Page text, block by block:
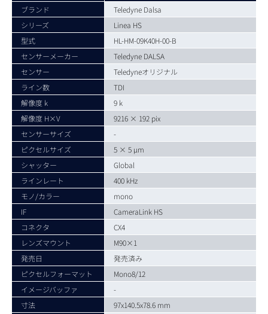
ブランド
Teledyne Dalsa
シリーズ
Linea HS
型式
HL-HM-09K40H-00-B
センサーメーカー
Teledyne DALSA
センサー
Teledyneオリジナル
ライン数
TDI
解像度 k
9 k
解像度 H×V
9216 × 192 pix
センサーサイズ
-
ピクセルサイズ
5 × 5 µm
シャッター
Global
ラインレート
400 kHz
モノ/カラー
mono
IF
CameraLink HS
コネクタ
CX4
レンズマウント
M90×1
発売日
発売済み
ピクセルフォーマット
Mono8/12
イメージバッファ
-
寸法
97x140.5x78.6 mm